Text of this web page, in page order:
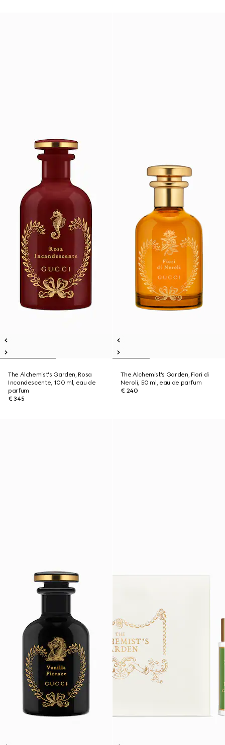
The Alchemist's Garden, Rosa
Incandescente, 100 ml, eau de
parfum
€ 345
The Alchemist's Garden, Fiori di
Neroli, 50 ml, eau de parfum
€ 240